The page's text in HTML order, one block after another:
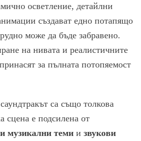
осветление, детайлни
създават едно потапящо
може да бъде забравено.
на нивата и реалистичните
за пълната потопяемост
са също толкова
сцена е подсилена от
музикални теми и звукови